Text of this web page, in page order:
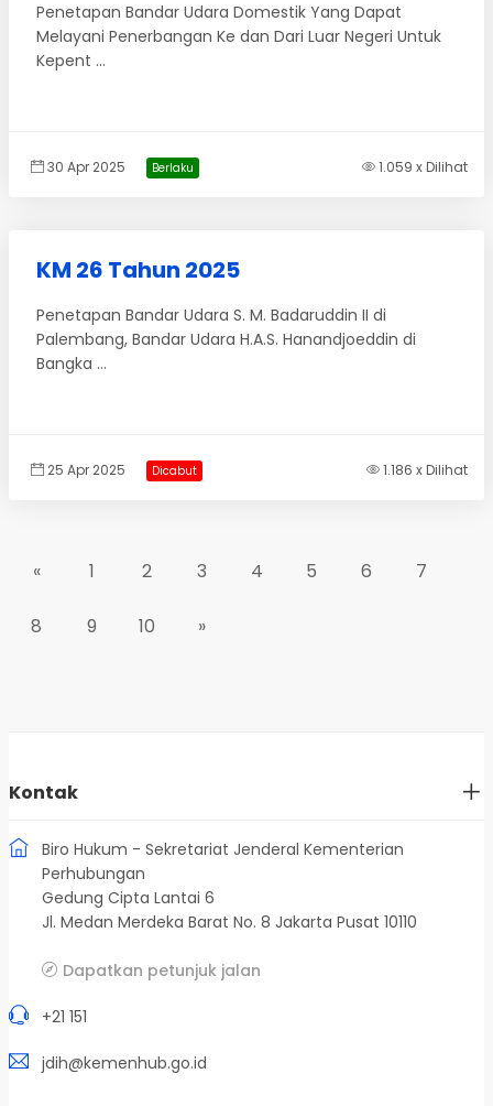
Penetapan Bandar Udara Domestik Yang Dapat
Melayani Penerbangan Ke dan Dari Luar Negeri Untuk
Kepent ...
30 Apr 2025 Berlaku 1.059 x Dilihat
KM 26 Tahun 2025
Penetapan Bandar Udara S. M. Badaruddin II di
Palembang, Bandar Udara H.A.S. Hanandjoeddin di
Bangka ...
25 Apr 2025 Dicabut 1.186 x Dilihat
« 1 2 3 4 5 6 7
8 9 10 »
Kontak
Biro Hukum - Sekretariat Jenderal Kementerian
Perhubungan
Gedung Cipta Lantai 6
Jl. Medan Merdeka Barat No. 8 Jakarta Pusat 10110
Dapatkan petunjuk jalan
+21 151
jdih@kemenhub.go.id